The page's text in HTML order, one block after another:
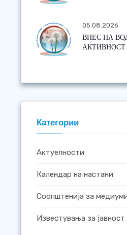
05.08.2026
ВНЕС НА
АКТИВНОСТ
Категории
Актуелности
Календар на настани
Соопштенија за
Известувања за јавност